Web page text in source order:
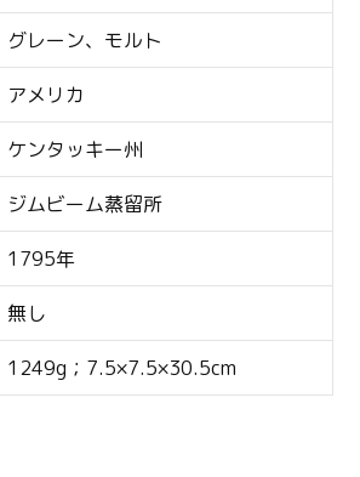
グレーン、モルト
アメリカ
ケンタッキー州
ジムビーム蒸留所
1795年
無し
1249g；7.5×7.5×30.5cm